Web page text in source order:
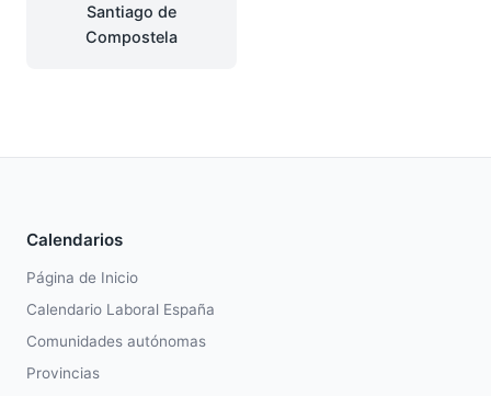
Santiago de
Compostela
Calendarios
Página de Inicio
Calendario Laboral España
Comunidades autónomas
Provincias